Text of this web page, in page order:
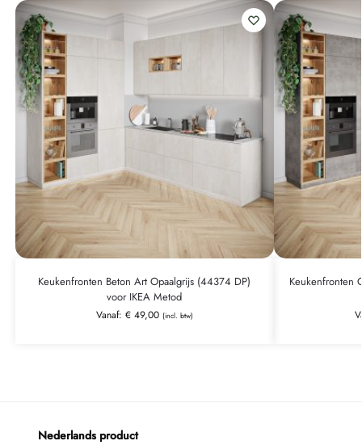
Keukenfronten Beton Art Opaalgrijs (44374 DP)
voor IKEA Metod
Vanaf: €49,00 (incl. btw)
Keukenfronten
Nederlands product